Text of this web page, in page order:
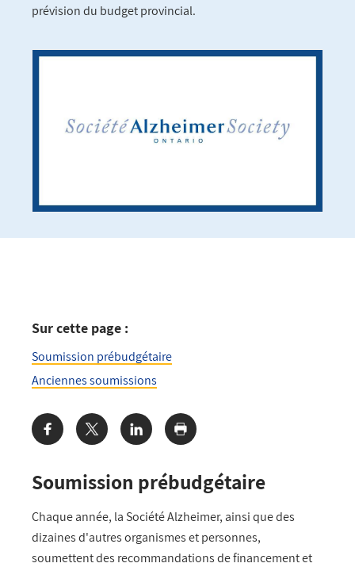
prévision du budget provincial.
Soumission prébudgétaire
Chaque année, la Société Alzheimer, ainsi que des
dizaines d'autres organismes et personnes,
soumettent des recommandations de financement et
Sur cette page :
Soumission prébudgétaire
Anciennes soumissions
Share: